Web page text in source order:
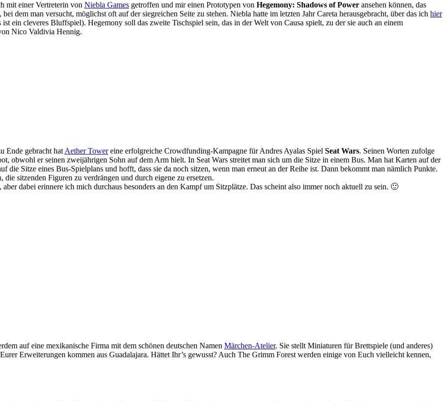
mit einer Vertreterin von Niebla Games getroffen und mir einen Prototypen von Hegemony: Shadows of Power ansehen können, das
dem man versucht, möglichst oft auf der siegreichen Seite zu stehen. Niebla hatte im letzten Jahr Careta herausgebracht, über das ich hier
ein cleveres Bluffspiel). Hegemony soll das zweite Tischspiel sein, das in der Welt von Causa spielt, zu der sie auch an einem
Nico Valdivia Hennig.
Ende gebracht hat Aether Towereine erfolgreiche Crowdfunding-Kampagne für Andres Ayalas Spiel Seat Wars. Seinen Worten zufolge
obwohl er seinen zweijährigen Sohn auf dem Arm hielt. In Seat Wars streitet man sich um die Sitze in einem Bus. Man hat Karten auf der
die Sitze eines Bus-Spielplans und hofft, dass sie da noch sitzen, wenn man erneut an der Reihe ist. Dann bekommt man nämlich Punkte.
sitzenden Figuren zu verdrängen und durch eigene zu ersetzen.
dabei erinnere ich mich durchaus besonders an den Kampf um Sitzplätze. Das scheint also immer noch aktuell zu sein. 🙂
auf eine mexikanische Firma mit dem schönen deutschen Namen Märchen-Atelier. Sie stellt Miniaturen für Brettspiele (und anderes)
Erweiterungen kommen aus Guadalajara. Hättet Ihr’s gewusst? Auch The Grimm Forest werden einige von Euch vielleicht kennen,